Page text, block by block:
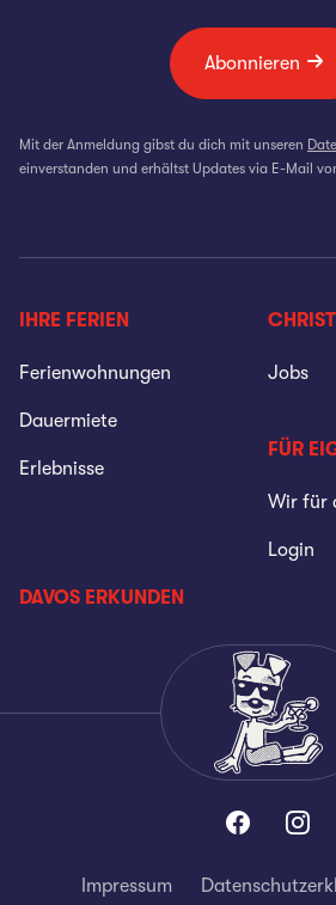
Abonnieren
Mit der Anmeldung gibst du dich mit unseren
einverstanden und erhältst Updates via E-Mail
IHRE FERIEN
Ferienwohnungen
Dauermiete
Erlebnisse
Jobs
FÜR
Wir für
Login
DAVOS ERKUNDEN
Impressum